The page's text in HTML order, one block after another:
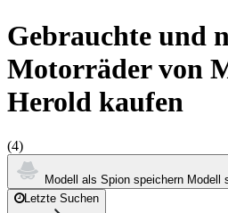
Gebrauchte und
Motorräder von
Herold kaufen
(4)
Modell als Spion speichern Modell
Letzte Suchen